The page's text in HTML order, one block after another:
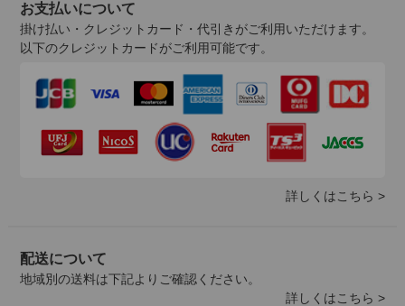
お支払いについて
掛け払い・クレジットカード・代引きがご利用いただけます。
以下のクレジットカードがご利用可能です。
詳しくはこちら >
配送について
地域別の送料は下記よりご確認ください。
詳しくはこちら >